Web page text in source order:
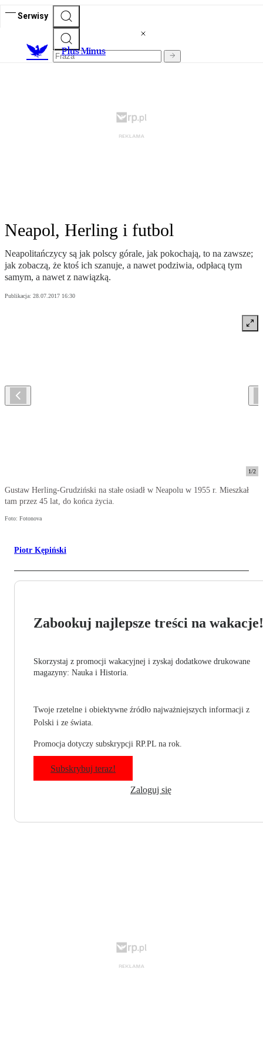
Serwisy
Plus Minus
Neapol, Herling i futbol
Neapolitańczycy są jak polscy górale, jak pokochają, to na zawsze;
jak zobaczą, że ktoś ich szanuje, a nawet podziwia, odpłacą tym
samym, a nawet z nawiązką.
Publikacja: 28.07.2017 16:30
1/2
Gustaw Herling-Grudziński na stałe osiadł w Neapolu w 1955 r. Mieszkał
tam przez 45 lat, do końca życia.
Foto: Fotonova
Piotr Kępiński
Zabookuj najlepsze treści na wakacje!
Skorzystaj z promocji wakacyjnej i zyskaj dodatkowe drukowane
magazyny: Nauka i Historia.
Twoje rzetelne i obiektywne źródło najważniejszych informacji z
Polski i ze świata.
Promocja dotyczy subskrypcji RP.PL na rok.
Subskrybuj teraz!
Zaloguj się